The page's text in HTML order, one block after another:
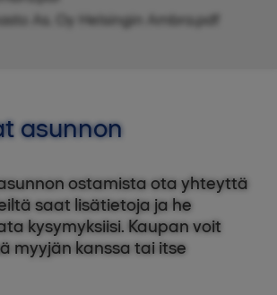
As. Oy Helsingin Ambra.pdf
asunnon
ostamista ota yhteyttä
saat lisätietoja ja he
kysymyksiisi. Kaupan voit
myyjän kanssa tai itse